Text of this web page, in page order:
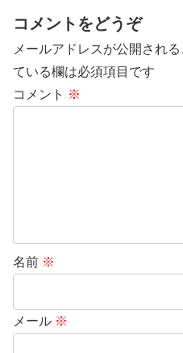
コメントをどうぞ
メールアドレスが公開される
ている欄は必須項目です
コメント ※
名前 ※
メール ※